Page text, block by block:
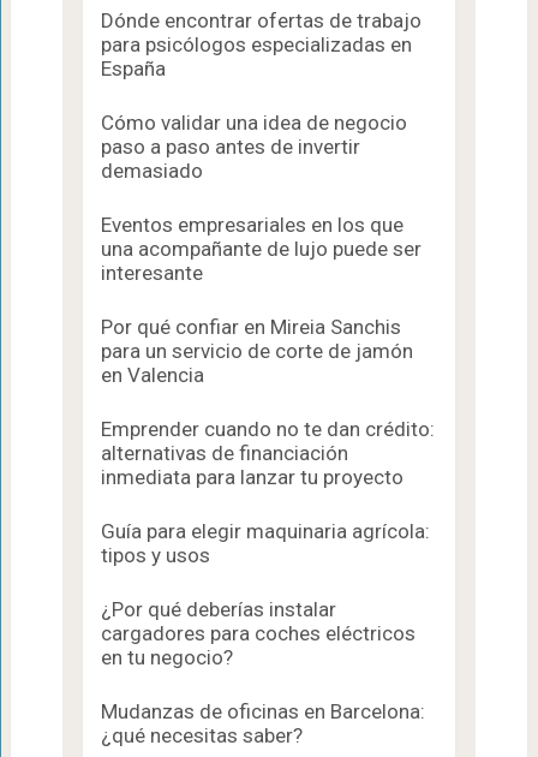
Dónde encontrar ofertas de trabajo
para psicólogos especializadas en
España
Cómo validar una idea de negocio
paso a paso antes de invertir
demasiado
Eventos empresariales en los que
una acompañante de lujo puede ser
interesante
Por qué confiar en Mireia Sanchis
para un servicio de corte de jamón
en Valencia
Emprender cuando no te dan crédito:
alternativas de financiación
inmediata para lanzar tu proyecto
Guía para elegir maquinaria agrícola:
tipos y usos
¿Por qué deberías instalar
cargadores para coches eléctricos
en tu negocio?
Mudanzas de oficinas en Barcelona:
¿qué necesitas saber?